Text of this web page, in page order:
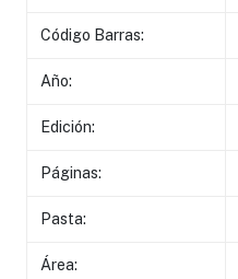
Código Barras:
Año:
Edición:
Páginas:
Pasta:
Área: